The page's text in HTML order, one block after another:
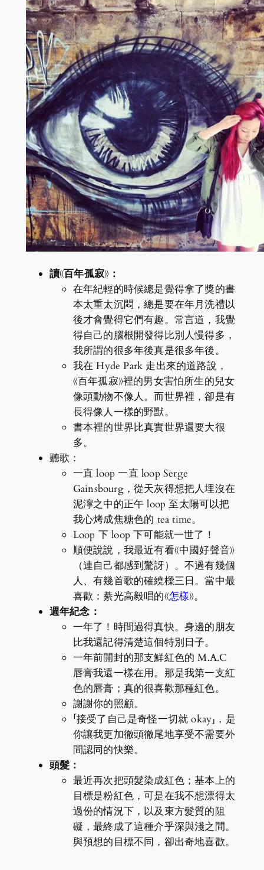
讀《百年孤寂》：
在年紀輕的時候總是覺得拿了獎的書
本太重太沉悶，總是要在年月洗禮以
後才會覺得它們有趣。常言道，我覺
得自己的腦根開發得比別人慢得多，
我所謂的很多年後真是很多年後。
我在 Hyde Park 走出來的道路說，
《百年孤寂》裡的男女害怕所生的兒女
像頭動物不像人。而世界裡，卻是有
長得像人一樣的野獸。
書本裡的世界比真實世界還要大很
多。
聽歌：
一直 loop 一直 loop Serge
Gainsbourg，從天灰得想把人埋沒在
泥濘之中的正午 loop 至太陽可以把
我心烤成焦糖色的 tea time。
Loop 下 loop 下可能就一世了！
順便說說，我最近有看《中國好聲音》
（連自己都感到驚訝）。不過有幾個
人、有幾首歌的確繞樑三日。當中最
喜歡：綦光高毅唱的《怎樣》。
週年紀念：
一年了！時間過得真快。身邊的朋友
比我還記得清楚這個特別日子。
一年前開封的那支鮮紅色的 M.A.C
唇膏我還一樣在用。那是我第一支紅
色的唇膏；真的很喜歡那種紅色。
謝謝你的照顧。
「接受了自己是奇怪一切就 okay」，是
你讓我更加徹頭徹尾地享受不需要外
間認同的快樂。
頭髮：
最近再次把頭髮染成紅色；基本上的
目標是粉紅色，可是在我不想漂得太
過份的情況下，以及東方髮質的阻
礙，最終成了這種介乎深與淺之間。
與預想的目標不同，卻出奇地喜歡。